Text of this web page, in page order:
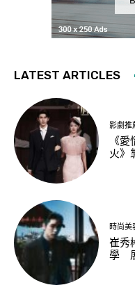
LATEST ARTICLES
影劇推
《
火》
時尚美
崔秀
學